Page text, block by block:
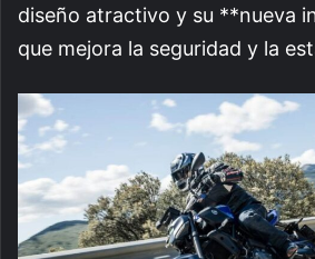
diseño atractivo y su **nueva
que mejora la seguridad y la